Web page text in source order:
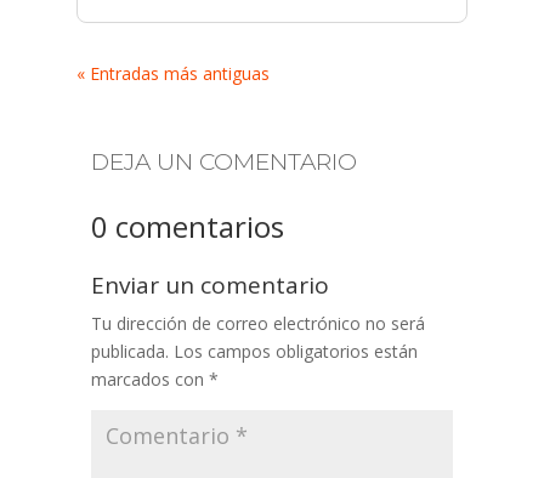
« Entradas más antiguas
DEJA UN COMENTARIO
0 comentarios
Enviar un comentario
Tu dirección de correo electrónico no será
publicada. Los campos obligatorios están
marcados con *